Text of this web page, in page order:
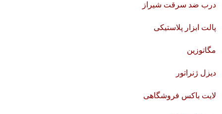
درب ضد سرقت شیراز
پالت ابزار پلاستیکی
مگاتوزین
دیزل ژنراتور
لایت باکس فروشگاهی